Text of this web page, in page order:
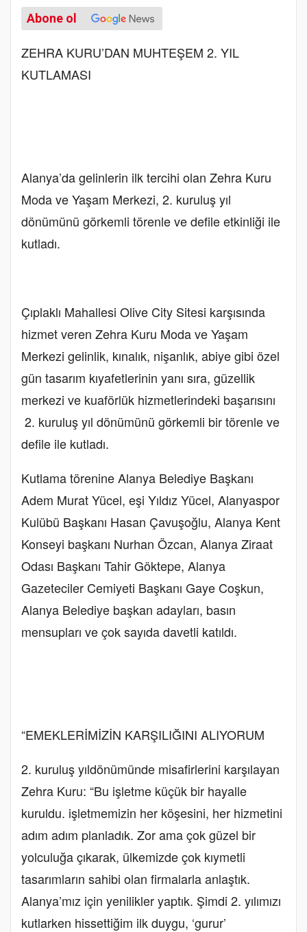
Abone ol
ZEHRA KURU’DAN MUHTEŞEM 2. YIL
KUTLAMASI
Alanya’da gelinlerin ilk tercihi olan Zehra Kuru
Moda ve Yaşam Merkezi, 2. kuruluş yıl
dönümünü görkemli törenle ve defile etkinliği ile
kutladı.
Çıplaklı Mahallesi Olive City Sitesi karşısında
hizmet veren Zehra Kuru Moda ve Yaşam
Merkezi gelinlik, kınalık, nişanlık, abiye gibi özel
gün tasarım kıyafetlerinin yanı sıra, güzellik
merkezi ve kuaförlük hizmetlerindeki başarısını
2. kuruluş yıl dönümünü görkemli bir törenle ve
defile ile kutladı.
Kutlama törenine Alanya Belediye Başkanı
Adem Murat Yücel, eşi Yıldız Yücel, Alanyaspor
Kulübü Başkanı Hasan Çavuşoğlu, Alanya Kent
Konseyi başkanı Nurhan Özcan, Alanya Ziraat
Odası Başkanı Tahir Göktepe, Alanya
Gazeteciler Cemiyeti Başkanı Gaye Coşkun,
Alanya Belediye başkan adayları, basın
mensupları ve çok sayıda davetli katıldı.
“EMEKLERİMİZİN KARŞILIĞINI ALIYORUM
2. kuruluş yıldönümünde misafirlerini karşılayan
Zehra Kuru: “Bu işletme küçük bir hayalle
kuruldu. işletmemizin her köşesini, her hizmetini
adım adım planladık. Zor ama çok güzel bir
yolculuğa çıkarak, ülkemizde çok kıymetli
tasarımların sahibi olan firmalarla anlaştık.
Alanya’mız için yenilikler yaptık. Şimdi 2. yılımızı
kutlarken hissettiğim ilk duygu, ‘gurur’